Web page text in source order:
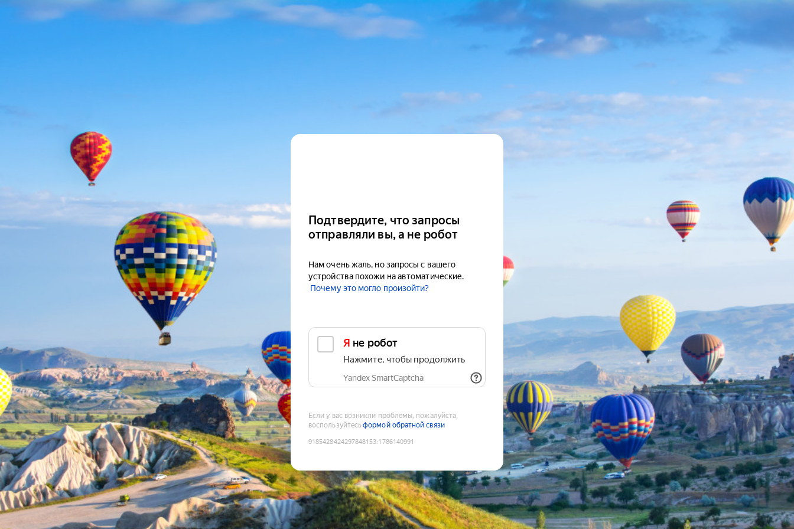
Подтвердите, что запросы
отправляли вы, а не робот
Нам очень жаль, но запросы с вашего
устройства похожи на автоматические.
Почему это могло произойти?
Я не робот
Нажмите, чтобы продолжить
Yandex SmartCaptcha
Если у вас возникли проблемы, пожалуйста,
воспользуйтесьформой обратной связи
9185428424297848153:1786140991